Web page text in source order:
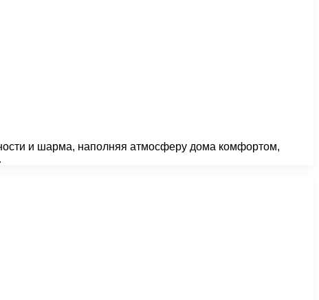
и шарма, наполняя атмосферу дома комфортом,